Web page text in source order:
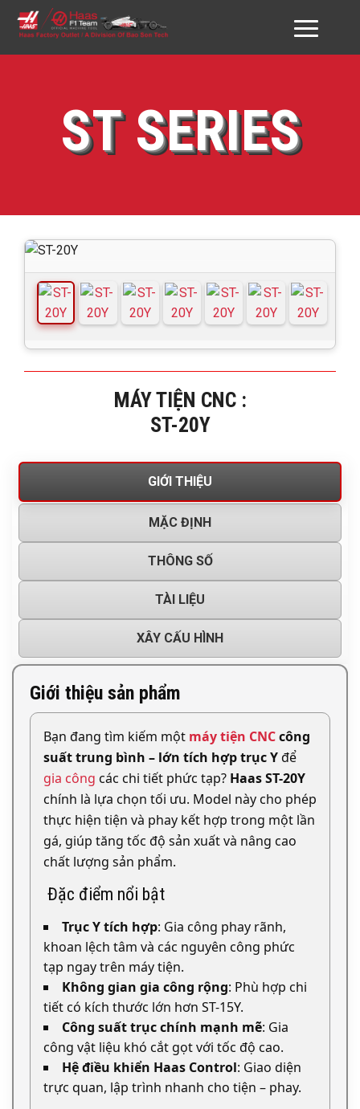
SẢN PHẨM
DỊCH VỤ
LIÊN HỆ
ST SERIES
MÁY TIỆN CNC :
ST-20Y
GIỚI THIỆU
MẶC ĐỊNH
THÔNG SỐ
TÀI LIỆU
XÂY CẤU HÌNH
Giới thiệu sản phẩm
Bạn đang tìm kiếm một máy tiện CNCcông
suất trung bình – lớn tích hợp trục Yđể
gia công các chi tiết phức tạp? Haas ST-20Y
chính là lựa chọn tối ưu. Model này cho phép
thực hiện tiện và phay kết hợp trong một lần
gá, giúp tăng tốc độ sản xuất và nâng cao
chất lượng sản phẩm.
Đặc điểm nổi bật
Trục Y tích hợp: Gia công phay rãnh,
khoan lệch tâm và các nguyên công phức
tạp ngay trên máy tiện.
Không gian gia công rộng: Phù hợp chi
tiết có kích thước lớn hơn ST-15Y.
Công suất trục chính mạnh mẽ: Gia
công vật liệu khó cắt gọt với tốc độ cao.
Hệ điều khiển Haas Control: Giao diện
trực quan, lập trình nhanh cho tiện – phay.